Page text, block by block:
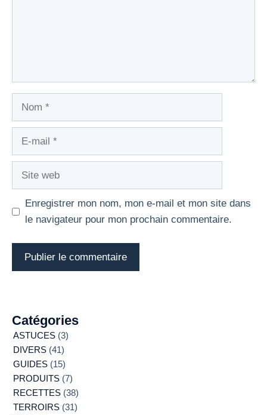
Nom
Site
Enregistrer mon nom, mon e-mail et mon site dans
le navigateur pour mon prochain commentaire.
Catégories
ASTUCES(3)
DIVERS(41)
GUIDES(15)
PRODUITS(7)
RECETTES(38)
TERROIRS(31)